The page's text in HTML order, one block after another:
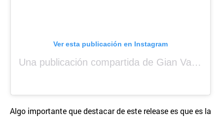
Ver esta publicación en Instagram
Una publicación compartida de Gian Varela (@gianvarela)
Algo importante que destacar de este release es que es la